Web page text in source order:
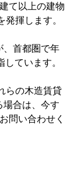
て以上の建物
揮します。
、首都圏で年
ています。
らの木造賃貸
場合は、今す
問い合わせく